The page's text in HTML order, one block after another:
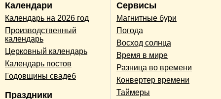
Календари
Календарь на 2026 год
Производственный
календарь
Церковный календарь
Календарь постов
Годовщины свадеб
Праздники
Сервисы
Магнитные бури
Погода
Восход солнца
Время в мире
Разница во времени
Конвертер времени
Таймеры